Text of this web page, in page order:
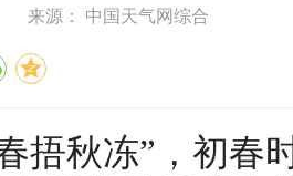
来源： 中国天气网综合
捂秋冻”，初春